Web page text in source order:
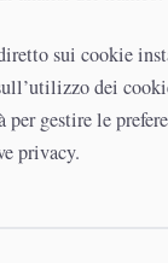
sui cookie
dei
gestire le
privacy.